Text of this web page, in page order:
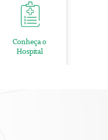
Conheça o
Hospital